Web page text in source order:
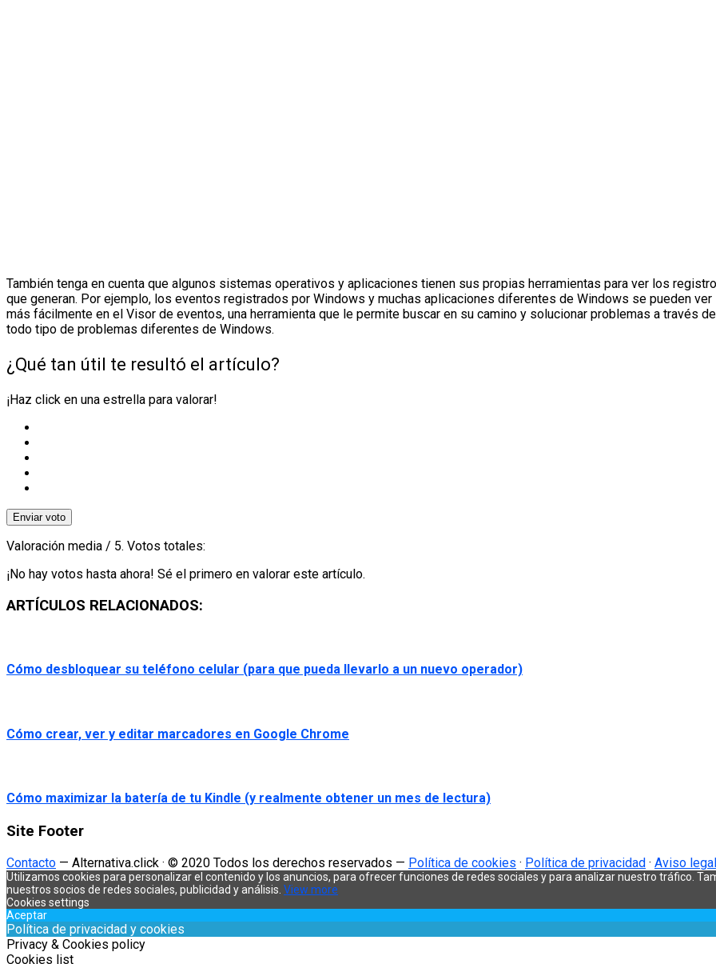
También tenga en cuenta que algunos sistemas operativos y aplicaciones tienen sus propias herramientas para ver los
que generan. Por ejemplo, los eventos registrados por Windows y muchas aplicaciones diferentes de Windows se pueden ver
más fácilmente en el Visor de eventos, una herramienta que le permite buscar en su camino y solucionar problemas a través de
todo tipo de problemas diferentes de Windows.
¿Qué tan útil te resultó el artículo?
¡Haz click en una estrella para valorar!
Enviar voto
Valoración media / 5. Votos totales:
¡No hay votos hasta ahora! Sé el primero en valorar este artículo.
ARTÍCULOS RELACIONADOS:
Cómo desbloquear su teléfono celular (para que pueda llevarlo a un nuevo operador)
Cómo crear, ver y editar marcadores en Google Chrome
Cómo maximizar la batería de tu Kindle (y realmente obtener un mes de lectura)
Site Footer
Contacto — Alternativa.click · © 2020 Todos los derechos reservados — Política de cookies · Política de privacidad · Aviso legal
Utilizamos cookies para personalizar el contenido y los anuncios, para ofrecer funciones de redes sociales y para analizar nuestro tráfico.
nuestros socios de redes sociales, publicidad y análisis. View more
Cookies settings
Aceptar
Política de privacidad y cookies
Privacy & Cookies policy
Cookies list